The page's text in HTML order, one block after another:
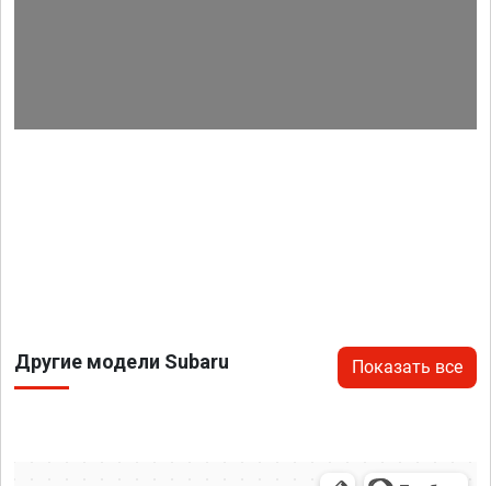
Другие модели Subaru Показать все